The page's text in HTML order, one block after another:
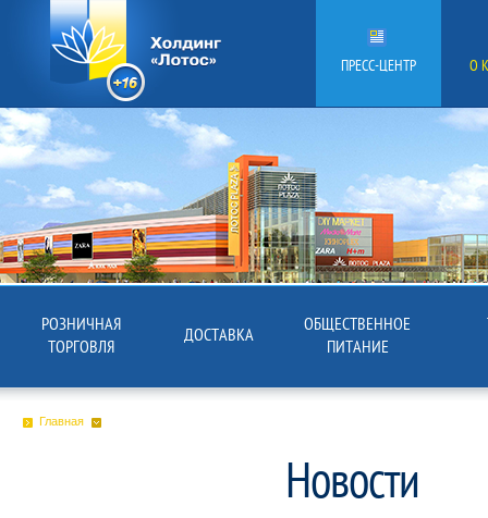
ПРЕСС-ЦЕНТР О
РОЗНИЧНАЯ
ТОРГОВЛЯ
ДОСТАВКА
ОБЩЕСТВЕННОЕ
ПИТАНИЕ
Главная
Новости